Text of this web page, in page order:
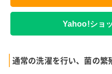
Yahoo!ショ
通常の洗濯を行い、菌の